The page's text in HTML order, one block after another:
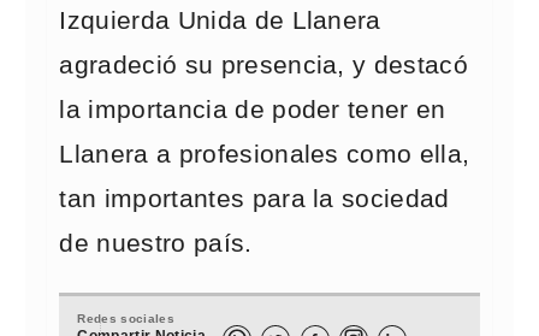
Izquierda Unida de Llanera
agradeció su presencia, y destacó
la importancia de poder tener en
Llanera a profesionales como ella,
tan importantes para la sociedad
de nuestro país.
Redes sociales